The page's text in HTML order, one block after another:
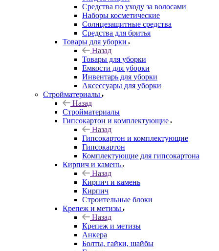
Средства по уходу за волосами
Наборы косметические
Солнцезащитные средства
Средства для бритья
Товары для уборки
Назад
Товары для уборки
Емкости для уборки
Инвентарь для уборки
Аксессуары для уборки
Стройматериалы
Назад
Стройматериалы
Гипсокартон и комплектующие
Назад
Гипсокартон и комплектующие
Гипсокартон
Комплектующие для гипсокартона
Кирпич и камень
Назад
Кирпич и камень
Кирпич
Строительные блоки
Крепеж и метизы
Назад
Крепеж и метизы
Анкера
Болты, гайки, шайбы